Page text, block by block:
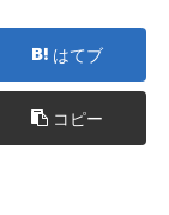
はてブ
コピー